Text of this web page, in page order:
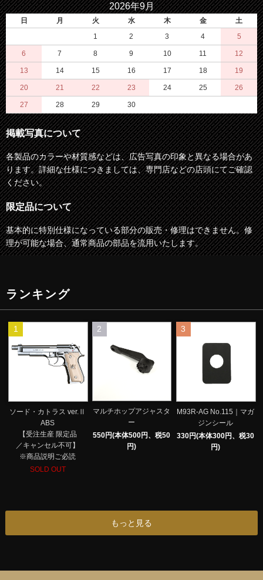
2026年9月
日 月 火 水 木 金
土
1
2 3 4 5
6 7 8 9 10 11 12
13 14 15 16 17 18 19
20 21 22 23 24 25 26
27 28 29 30
掲載写真について
各製品のカラーや材質感などは、広告写真の印象と異なる場合があ
ります。詳細な仕様につきましては、専門店などの店頭にてご確認
ください。
限定品について
基本的に特別仕様になっている部分の販売・修理はできません。修
理が可能な場合、通常商品の部品を流用いたします。
ランキング
1
ソード・カトラス ver.Ⅱ
ABS
【受注生産 限定品
／キャンセル不可】
※商品説明ご必読
SOLD OUT
2
マルチホップアジャスタ
ー
550円(本体500円、税50
円)
3
M93R-AG No.115｜マガ
ジンシール
330円(本体300円、税30
円)
もっと見る